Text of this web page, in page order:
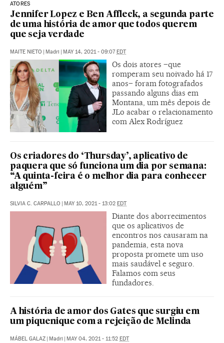
ATORES
Jennifer Lopez e Ben Affleck, a segunda parte
de uma história de amor que todos querem
que seja verdade
MAITE NIETO Madri MAY 14, 2021 - 09:07 EDT
Os dois atores –que
romperam seu noivado há 17
anos– foram fotografados
passando alguns dias em
Montana, um mês depois de
JLo acabar o relacionamento
com Alex Rodríguez
Os criadores do ‘Thursday’, aplicativo de
paquera que só funciona um dia por semana:
“A quinta-feira é o melhor dia para conhecer
alguém”
SILVIA C. CARPALLO | MAY 10, 2021 - 13:02 EDT
Diante dos aborrecimentos
que os aplicativos de
encontros nos causaram na
pandemia, esta nova
proposta promete um uso
mais saudável e seguro.
Falamos com seus
fundadores.
A história de amor dos Gates que surgiu em
um piquenique com a rejeição de Melinda
MÁBEL GALAZ | Madri | MAY 04, 2021 - 11:52 EDT